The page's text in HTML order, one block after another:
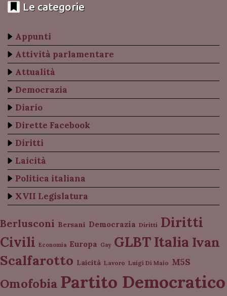
Le categorie
Appunti
Attività parlamentare
Attualità
Democrazia
Diario
Dirette Facebook
Diritti
Laicità
Politica italiana
XVII Legislatura
Berlusconi Bersani Democrazia Diritti Diritti
Civili Economia Europa Gay GLBT Italia Ivan
Scalfarotto Laicità Lavoro Luigi Di Maio M5S
Omofobia Partito Democratico